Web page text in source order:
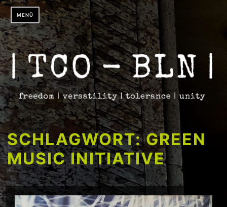
Zum
Inhalt
springen
MENÜ
SCHLAGWORT:GREEN
MUSIC INITIATIVE